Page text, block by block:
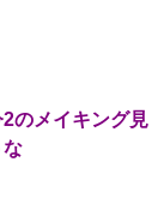
のメイキング見
な